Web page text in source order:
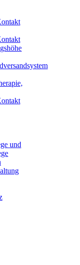
und